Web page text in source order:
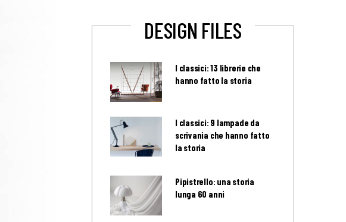
DESIGN FILES
I classici: 13 librerie che
hanno fatto la storia
I classici: 9 lampade da
scrivania che hanno fatto
la storia
Pipistrello: una storia
lunga 60 anni